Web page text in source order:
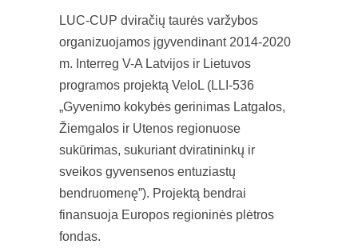
LUC-CUP dviračių taurės varžybos
organizuojamos įgyvendinant 2014-2020
m. Interreg V-A Latvijos ir Lietuvos
programos projektą VeloL (LLI-536
„Gyvenimo kokybės gerinimas Latgalos,
Žiemgalos ir Utenos regionuose
sukūrimas, sukuriant dviratininkų ir
sveikos gyvensenos entuziastų
bendruomenę”). Projektą bendrai
finansuoja Europos regioninės plėtros
fondas.